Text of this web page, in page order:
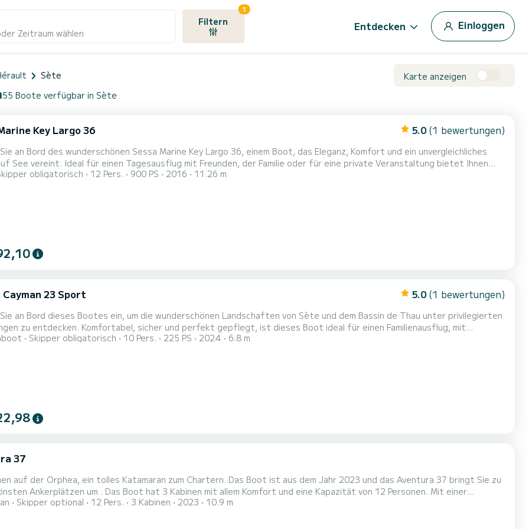
Zeitraum wählen
Filtern
1
Entdecken Einloggen
Sète Karte anzeigen
55 Boote verfügbar in Sète
Key Largo 36 5.0 (1 bewertungen)
an Bord des wunderschönen Sessa Marine Key Largo 36, einem Boot, das Eleganz, Komfort und ein unvergleichliches
See vereint. Ideal für einen Tagesausflug mit Freunden, der Familie oder für eine private Veranstaltung bietet Ihnen
ein unvergessliches Erlebnis auf dem Wasser.|Mit seinen großzügigen Entspannungsbereichen, den Sonnenliegen vorne
obligatorisch 12 Pers. 900 PS 2016 11.26 m
23 Sport 5.0 (1 bewertungen)
an Bord dieses Bootes ein, um die wunderschönen Landschaften von Sète und dem Bassin de Thau unter privilegierten
sicher und perfekt gepflegt, ist dieses Boot ideal für einen Familienausflug, mit
oder um einen entspannten Moment auf See zu genießen. Egal, ob es sich um einen Spaziergang entlang der Küste, einen
Skipper obligatorisch 10 Pers. 225 PS 2024 6.8 m
37
auf der Orphea, ein tolles Katamaran zum Chartern. Das Boot ist aus dem Jahr 2023 und das Aventura 37 bringt Sie zu
Das Boot hat 3 Kabinen mit allem Komfort und eine Kapazität von 12 Personen. Mit einer
von 11 Metern wird es Ihr perfekter Begleiter sein, um einen einzigartigen Urlaub auf dem Wasser in der Umgebung
Skipper optional 12 Pers. 3 Kabinen 2023 10.9 m